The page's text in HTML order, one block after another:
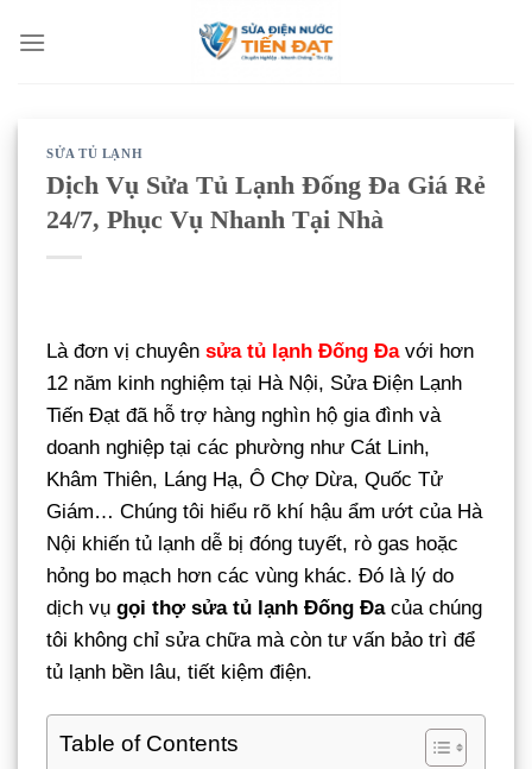
qua
SỬA TỦ LẠNH
Dịch Vụ Sửa Tủ Lạnh Đống Đa Giá Rẻ
24/7, Phục Vụ Nhanh Tại Nhà
Là đơn vị chuyên sửa tủ lạnh Đống Đavới hơn
12 năm kinh nghiệm tại Hà Nội, Sửa Điện Lạnh
Tiến Đạt đã hỗ trợ hàng nghìn hộ gia đình và
doanh nghiệp tại các phường như Cát Linh,
Khâm Thiên, Láng Hạ, Ô Chợ Dừa, Quốc Tử
Giám… Chúng tôi hiểu rõ khí hậu ẩm ướt của Hà
Nội khiến tủ lạnh dễ bị đóng tuyết, rò gas hoặc
hỏng bo mạch hơn các vùng khác. Đó là lý do
dịch vụ gọi thợ sửa tủ lạnh Đống Đacủa chúng
tôi không chỉ sửa chữa mà còn tư vấn bảo trì để
tủ lạnh bền lâu, tiết kiệm điện.
Table of Contents